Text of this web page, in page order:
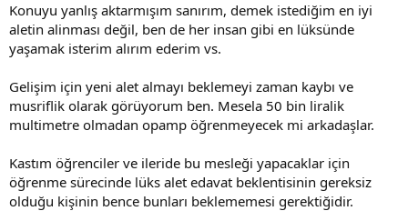
Konuyu yanlış aktarmışım sanırım, demek istediğim en iyi
aletin alinması değil, ben de her insan gibi en lüksünde
yaşamak isterim alırım ederim vs.
Gelişim için yeni alet almayı beklemeyi zaman kaybı ve
musriflik olarak görüyorum ben. Mesela 50 bin liralik
multimetre olmadan opamp öğrenmeyecek mi arkadaşlar.
Kastım öğrenciler ve ileride bu mesleği yapacaklar için
öğrenme sürecinde lüks alet edavat beklentisinin gereksiz
olduğu kişinin bence bunları beklememesi gerektiğidir.